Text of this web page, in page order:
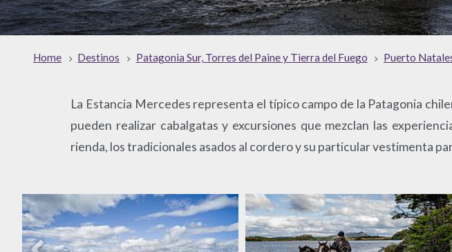
Home Destinos Patagonia Sur, Torres del Paine y Tierra del Fuego Puerto
La Estancia Mercedes representa el típico campo de la Patagonia
pueden realizar cabalgatas y excursiones que mezclan las
rienda, los tradicionales asados al cordero y su particular vestimenta